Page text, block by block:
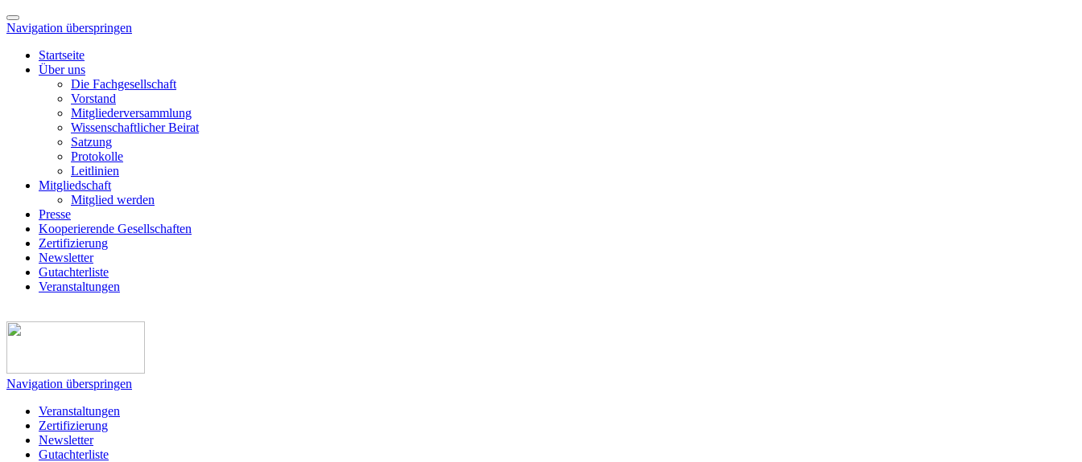
Navigation überspringen
Startseite
Über uns
Die Fachgesellschaft
Vorstand
Mitgliederversammlung
Wissenschaftlicher Beirat
Satzung
Protokolle
Leitlinien
Mitgliedschaft
Mitglied werden
Presse
Kooperierende Gesellschaften
Zertifizierung
Newsletter
Gutachterliste
Veranstaltungen
Navigation überspringen
Veranstaltungen
Zertifizierung
Newsletter
Gutachterliste